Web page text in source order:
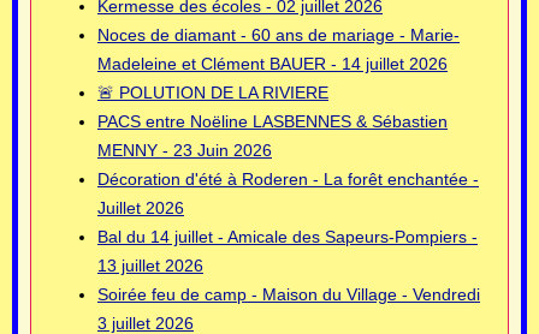
Kermesse des écoles - 02 juillet 2026
Noces de diamant - 60 ans de mariage - Marie-
Madeleine et Clément BAUER - 14 juillet 2026
🚨 POLUTION DE LA RIVIERE
PACS entre Noëline LASBENNES & Sébastien
MENNY - 23 Juin 2026
Décoration d'été à Roderen - La forêt enchantée -
Juillet 2026
Bal du 14 juillet - Amicale des Sapeurs-Pompiers -
13 juillet 2026
Soirée feu de camp - Maison du Village - Vendredi
3 juillet 2026